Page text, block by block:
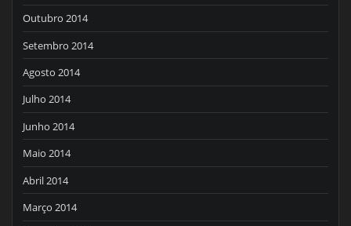
Outubro 2014
Setembro 2014
Agosto 2014
Julho 2014
Junho 2014
Maio 2014
Abril 2014
Março 2014